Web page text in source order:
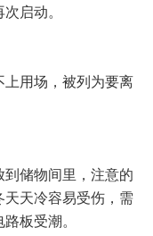
启动。
用场，被列为要离
储物间里，注意的
天冷容易受伤，需
板受潮。